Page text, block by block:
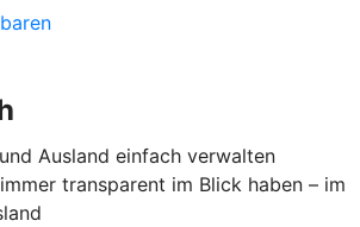
Ausland einfach verwalten
transparent im Blick haben – im